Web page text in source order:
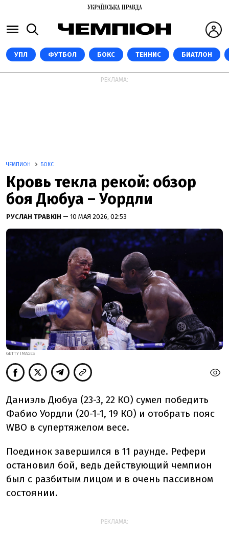
УПЛ ФУТБОЛ БОКС ТЕННИС БИАТЛОН
РЕКЛАМА:
ЧЕМПИОН БОКС
Кровь текла рекой: обзор
боя Дюбуа – Уордли
РУСЛАН ТРАВКІН — 10 МАЯ 2026, 02:53
GETTY IMAGES
Даниэль Дюбуа (23-3, 22 КО) сумел победить
Фабио Уордли (20-1-1, 19 КО) и отобрать пояс
WBO в супертяжелом весе.
Поединок завершился в 11 раунде. Рефери
остановил бой, ведь действующий чемпион
был с разбитым лицом и в очень пассивном
состоянии.
РЕКЛАМА: